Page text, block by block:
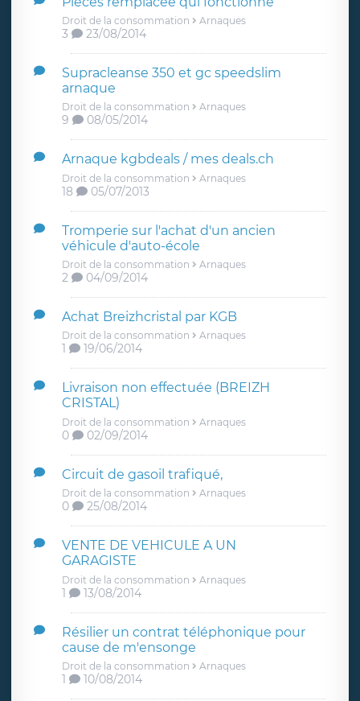
Droit de la consommation Arnaques
3 23/08/2014
Supracleanse 350 et gc speedslim
arnaque
Droit de la consommation Arnaques
9 08/05/2014
Arnaque kgbdeals / mes deals.ch
Droit de la consommation Arnaques
18 05/07/2013
Tromperie sur l'achat d'un ancien
véhicule d'auto-école
Droit de la consommation Arnaques
2 04/09/2014
Achat Breizhcristal par KGB
Droit de la consommation Arnaques
1 19/06/2014
Livraison non effectuée (BREIZH
CRISTAL)
Droit de la consommation Arnaques
0 02/09/2014
Circuit de gasoil trafiqué,
Droit de la consommation Arnaques
0 25/08/2014
VENTE DE VEHICULE A UN
GARAGISTE
Droit de la consommation Arnaques
1 13/08/2014
Résilier un contrat téléphonique pour
cause de m'ensonge
Droit de la consommation Arnaques
1 10/08/2014